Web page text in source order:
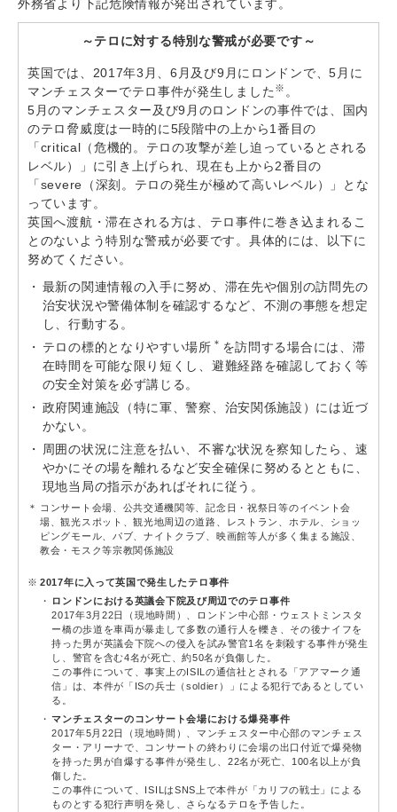
外務省より下記危険情報が発出されています。
～テロに対する特別な警戒が必要です～
英国では、2017年3月、6月及び9月にロンドンで、5月に
マンチェスターでテロ事件が発生しました ※ 。
5月のマンチェスター及び9月のロンドンの事件では、国内
のテロ脅威度は一時的に5段階中の上から1番目の
「critical（危機的。テロの攻撃が差し迫っているとされる
レベル）」に引き上げられ、現在も上から2番目の
「severe（深刻。テロの発生が極めて高いレベル）」とな
っています。
英国へ渡航・滞在される方は、テロ事件に巻き込まれるこ
とのないよう特別な警戒が必要です。具体的には、以下に
努めてください。
最新の関連情報の入手に努め、滞在先や個別の訪問先の
治安状況や警備体制を確認するなど、不測の事態を想定
し、行動する。
テロの標的となりやすい場所 ＊ を訪問する場合には、滞
在時間を可能な限り短くし、避難経路を確認しておく等
の安全対策を必ず講じる。
政府関連施設（特に軍、警察、治安関係施設）には近づ
かない。
周囲の状況に注意を払い、不審な状況を察知したら、速
やかにその場を離れるなど安全確保に努めるとともに、
現地当局の指示があればそれに従う。
＊
コンサート会場、公共交通機関等、記念日・祝祭日等のイベント会
場、観光スポット、観光地周辺の道路、レストラン、ホテル、ショッ
ピングモール、パブ、ナイトクラブ、映画館等人が多く集まる施設、
教会・モスク等宗教関係施設
※ 2017年に入って英国で発生したテロ事件
ロンドンにおける英議会下院及び周辺でのテロ事件
2017年3月22日（現地時間）、ロンドン中心部・ウェストミンスタ
ー橋の歩道を車両が暴走して多数の通行人を轢き、その後ナイフを
持った男が英議会下院への侵入を試み警官1名を刺殺する事件が発生
し、警官を含む4名が死亡、約50名が負傷した。
この事件について、事実上のISILの通信社とされる「アアマーク通
信」は、本件が「ISの兵士（soldier）」による犯行であるとしてい
る。
マンチェスターのコンサート会場における爆発事件
2017年5月22日（現地時間）、マンチェスター中心部のマンチェス
ター・アリーナで、コンサートの終わりに会場の出口付近で爆発物
を持った男が自爆する事件が発生し、22名が死亡、100名以上が負
傷した。
この事件について、ISILはSNS上で本件が「カリフの戦士」による
ものとする犯行声明を発し、さらなるテロを予告した。